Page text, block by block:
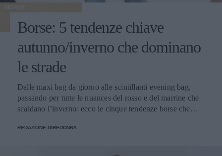
BORSE
Borse: 5 tendenze chiave
autunno/inverno che dominano
le strade
Dalle maxi bag da giorno alle scintillanti evening bag,
passando per tutte le nuances del rosso e del marrine che
scaldano l’inverno: ecco le cinque tendenze borse che
REDAZIONE DIREDONNA